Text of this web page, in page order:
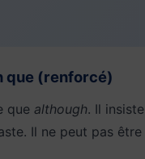
que (renforcé)
que although. Il
Il ne peut pas